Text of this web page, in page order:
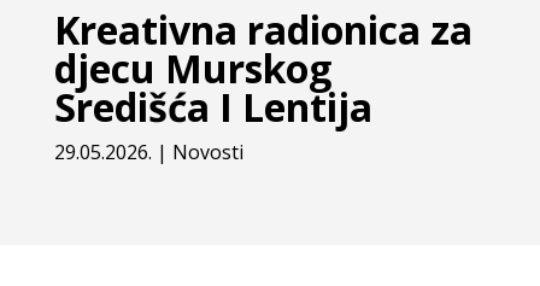
Kreativna radionica za
djecu Murskog
Središća I Lentija
29.05.2026. | Novosti